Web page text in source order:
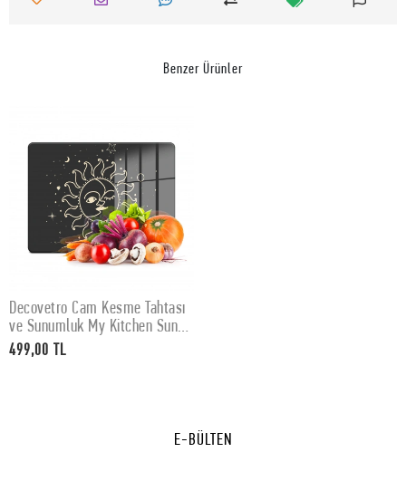
Benzer Ürünler
SEPETE EKLE
Decovetro Cam Kesme Tahtası
ve Sunumluk My Kitchen Sun
Moon Desenli 30x40 Cm
499,00 TL
E-BÜLTEN